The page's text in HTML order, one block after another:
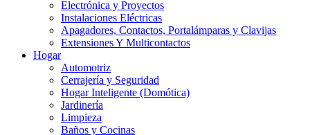
Electrónica y Proyectos
Instalaciones Eléctricas
Apagadores, Contactos, Portalámparas y Clavijas
Extensiones Y Multicontactos
Hogar
Automotriz
Cerrajería y Seguridad
Hogar Inteligente (Domótica)
Jardinería
Limpieza
Baños y Cocinas